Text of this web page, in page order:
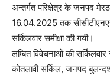
अन्तर्गत परिक्षेत्र के जनपद
16.04.2025 तक सीसीटीएनएस
सर्किलवार समीक्षा की गयी।
लम्बित विवेचनाओं की
कोतलावी सर्किल, जनपद